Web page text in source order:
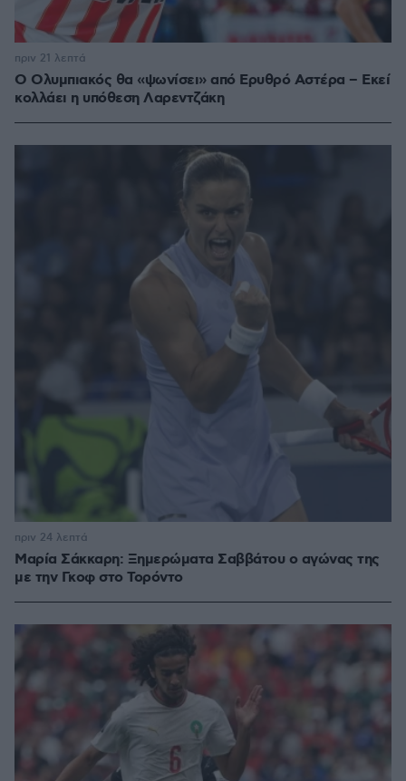
Ο Ολυμπιακός θα «ψωνίσει» από Ερυθρό Αστέρα – Εκεί
κολλάει η υπόθεση Λαρεντζάκη
πριν 21 λεπτά
Μαρία Σάκκαρη: Ξημερώματα Σαββάτου ο αγώνας της
με την Γκοφ στο Τορόντο
πριν 24 λεπτά